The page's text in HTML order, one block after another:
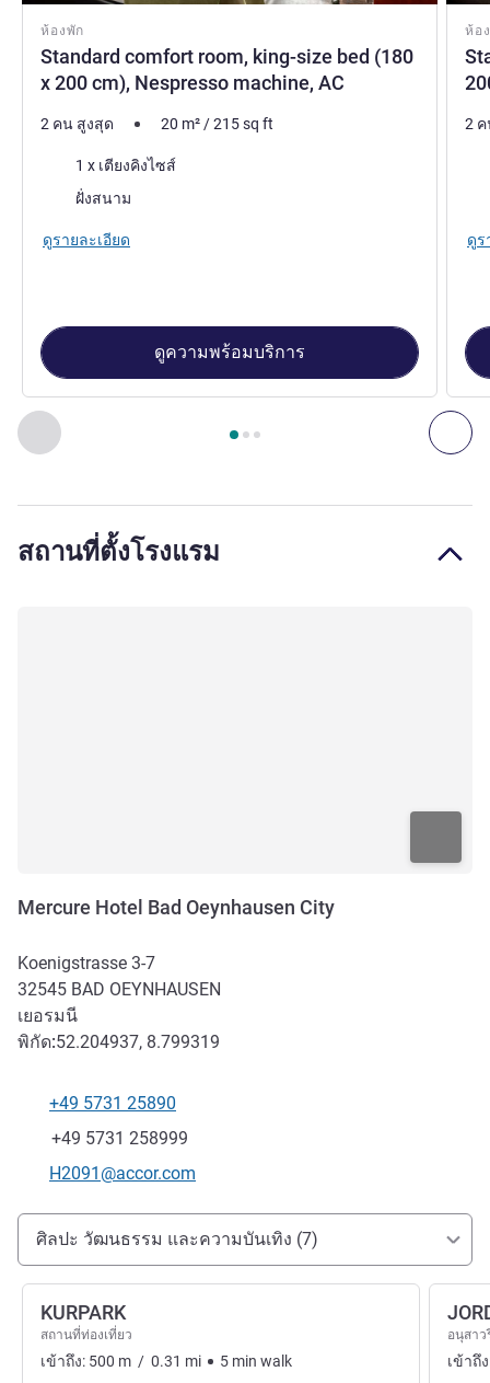
ก่อนหน้า - ห้องพัก ถั
หน้า1 , ห้องพัก 1 : Standard comfort room, king-size
ห้องพัก
Standard comfort room, king-size bed (180
x 200 cm), Nespresso machine, AC
2 คน สูงสุด 20 m²/215sq ft
เครื่องนอน
1 x เตียงคิงไซส์
ฝั่งสนาม
ดูรายละเอียด
ดูความพร้อมบริการ
ห้อ
2
ดูร
สถานที่ตั้งโรงแรม
Mercure Hotel Bad Oeynhausen City
Koenigstrasse 3-7
32545 BAD OEYNHAUSEN
เยอรมนี
พิกัด:52.204937, 8.799319
โทรศัพท์
+49 5731 25890
แฟกซ์
+49 5731 258999
อีเมลติดต่อ
H2091@accor.com
การเข้าถึงและการเดินทาง
ศิลปะ วัฒนธรรม และความบันเทิง (7)
KURPARK
สถานที่ท่องเที่ยว
เข้าถึง: 500 m / 0.31 mi 5 min walk
อนุสาว
เข้าถึ